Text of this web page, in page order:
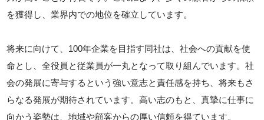
を獲得し、業界内での地位を確立しています。
将来に向けて、100年企業を目指す同社は、社会への貢献を使
命とし、全役員と従業員が一丸となって取り組んでいます。社
会の発展に寄与するという強い意志と責任感を持ち、将来もさ
らなる発展が期待されています。高い志のもと、真摯に仕事に
向かう姿勢は、地域や顧客からの厚い信頼を得ています。